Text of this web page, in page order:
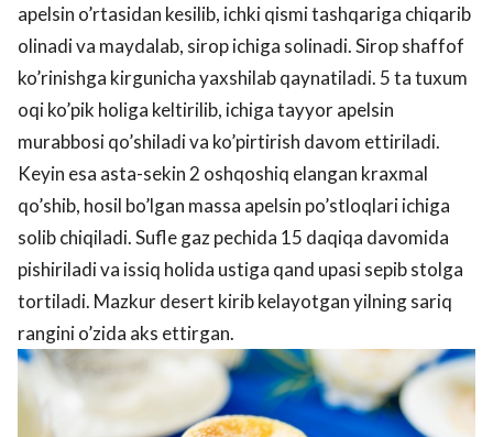
apelsin o’rtasidan kesilib, ichki qismi tashqariga chiqarib
olinadi va maydalab, sirop ichiga solinadi. Sirop shaffof
ko’rinishga kirgunicha yaxshilab qaynatiladi. 5 ta tuxum
oqi ko’pik holiga keltirilib, ichiga tayyor apelsin
murabbosi qo’shiladi va ko’pirtirish davom ettiriladi.
Keyin esa asta-sekin 2 oshqoshiq elangan kraxmal
qo’shib, hosil bo’lgan massa apelsin po’stloqlari ichiga
solib chiqiladi. Sufle gaz pechida 15 daqiqa davomida
pishiriladi va issiq holida ustiga qand upasi sepib stolga
tortiladi. Mazkur desert kirib kelayotgan yilning sariq
rangini o’zida aks ettirgan.